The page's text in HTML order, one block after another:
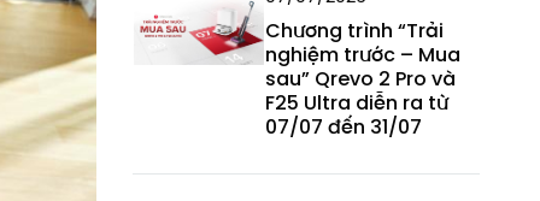
Chương trình “Trải
nghiệm trước – Mua
sau” Qrevo 2 Pro và
F25 Ultra diễn ra từ
07/07 đến 31/07